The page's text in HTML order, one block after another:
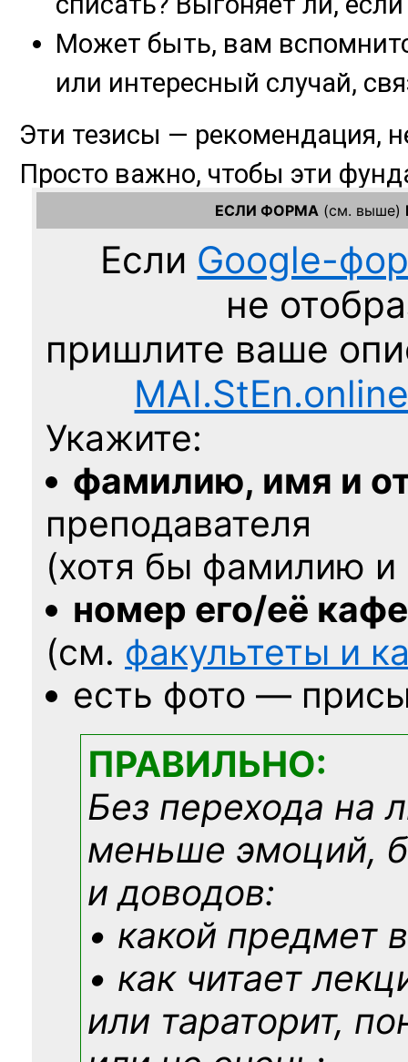
ЕСЛИ ФОРМА (см. выше)
Если Google-
не
пришлите ваше
Укажите:
фамилию, имя и
преподавателя
(хотя бы фамилию
номер его/её
(см. факультеты и
есть фото —
ПРАВИЛЬНО:
Без перехода на
меньше эмоций,
и доводов:
• какой предмет
• как читает
или тараторит,